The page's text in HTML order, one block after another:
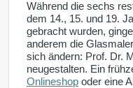
Während die sechs
dem 14., 15. und 19.
gebracht wurden,
anderem die
sich ändern: Prof. Dr.
neugestalten. Ein
Onlineshop oder eine